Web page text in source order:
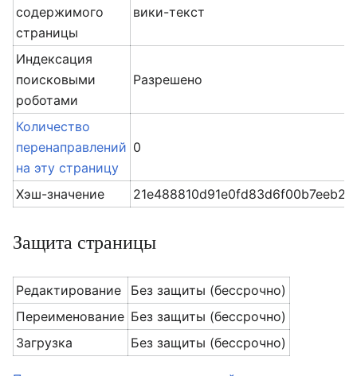
содержимого
страницы
вики-текст
Индексация
поисковыми
роботами
Разрешено
Количество
перенаправлений
на эту страницу
0
Хэш-значение
Защита страницы
Редактирование
Без защиты (бессрочно)
Переименование Без защиты (бессрочно)
Загрузка
Без защиты (бессрочно)